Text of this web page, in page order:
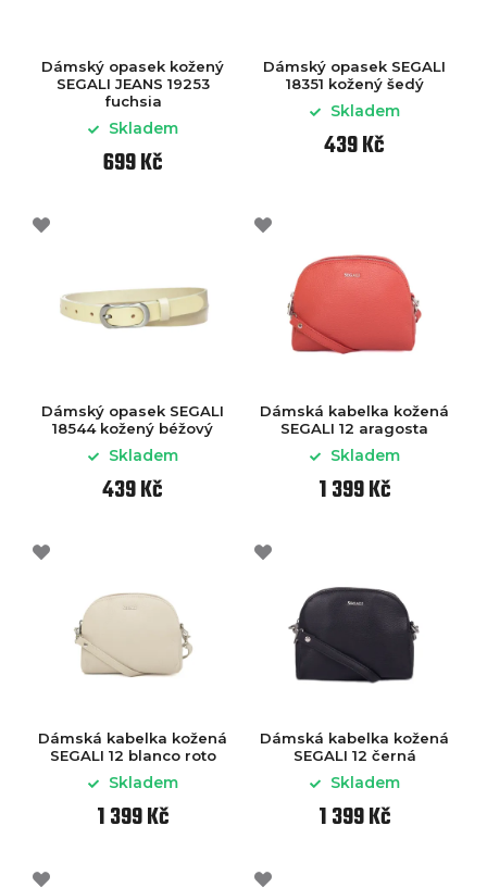
Dámský opasek kožený
SEGALI JEANS 19253
fuchsia
Skladem
699 Kč
Dámský opasek SEGALI
18351 kožený šedý
Skladem
439 Kč
Dámský opasek SEGALI
18544 kožený béžový
Skladem
439 Kč
Dámská kabelka kožená
SEGALI 12 aragosta
Skladem
1 399 Kč
Dámská kabelka kožená
SEGALI 12 blanco roto
Skladem
1 399 Kč
Dámská kabelka kožená
SEGALI 12 černá
Skladem
1 399 Kč